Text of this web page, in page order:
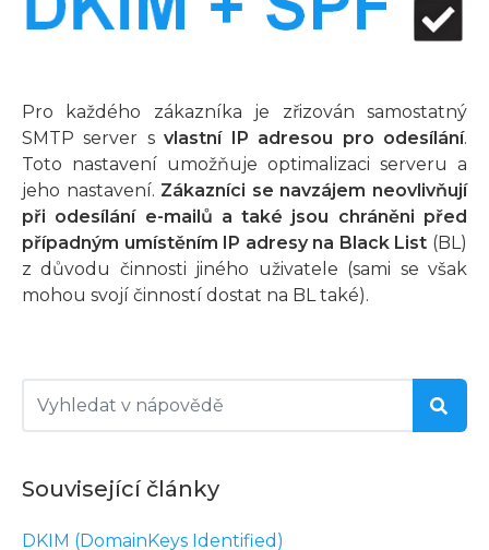
Související články
DKIM (DomainKeys Identified)
Pro každého zákazníka je zřizován samostatný
SMTP server svlastní IP adresou pro odesílání.
Toto nastavení umožňuje optimalizaci serveru a
jeho nastavení. Zákazníci se navzájem neovlivňují
při odesílání e-mailů a také jsou chráněni před
případným umístěním IP adresy na Black List (BL)
z důvodu činnosti jiného uživatele (sami se však
mohou svojí činností dostat na BL také).